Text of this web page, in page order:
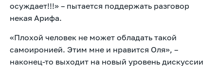
осуждает!!!» – пытается поддержать разговор
некая Арифа.
«Плохой человек не может обладать такой
самоиронией. Этим мне и нравится Оля», –
наконец-то выходит на новый уровень дискуссии